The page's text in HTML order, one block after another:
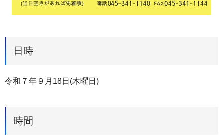
日時
令和７年９月18日(木曜日)
時間